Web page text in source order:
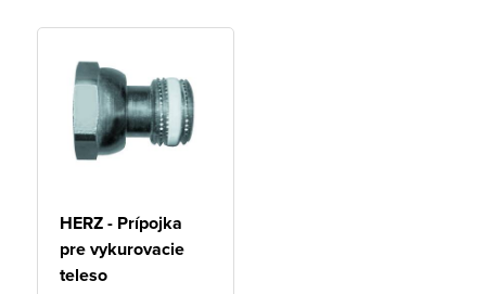
HERZ - Prípojka
pre vykurovacie
teleso